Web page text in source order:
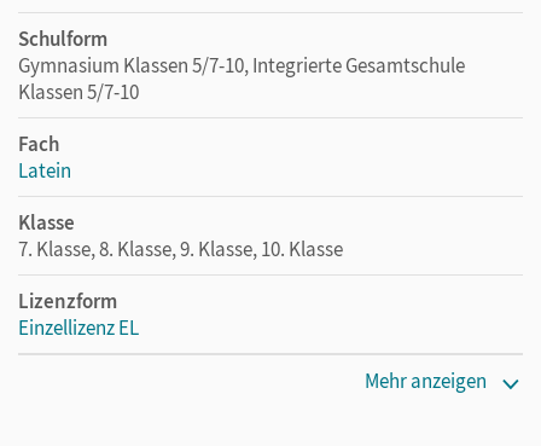
Schulform
Gymnasium Klassen 5/7-10, Integrierte Gesamtschule
Klassen 5/7-10
Fach
Latein
Klasse
7. Klasse, 8. Klasse, 9. Klasse, 10. Klasse
Lizenzform
Einzellizenz EL
Mehr anzeigen